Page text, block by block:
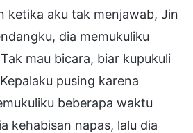
ketika aku tak menjawab, Jin
dia memukuliku
mau bicara, biar kupukuli
pusing karena
beberapa waktu
kehabisan napas, lalu dia